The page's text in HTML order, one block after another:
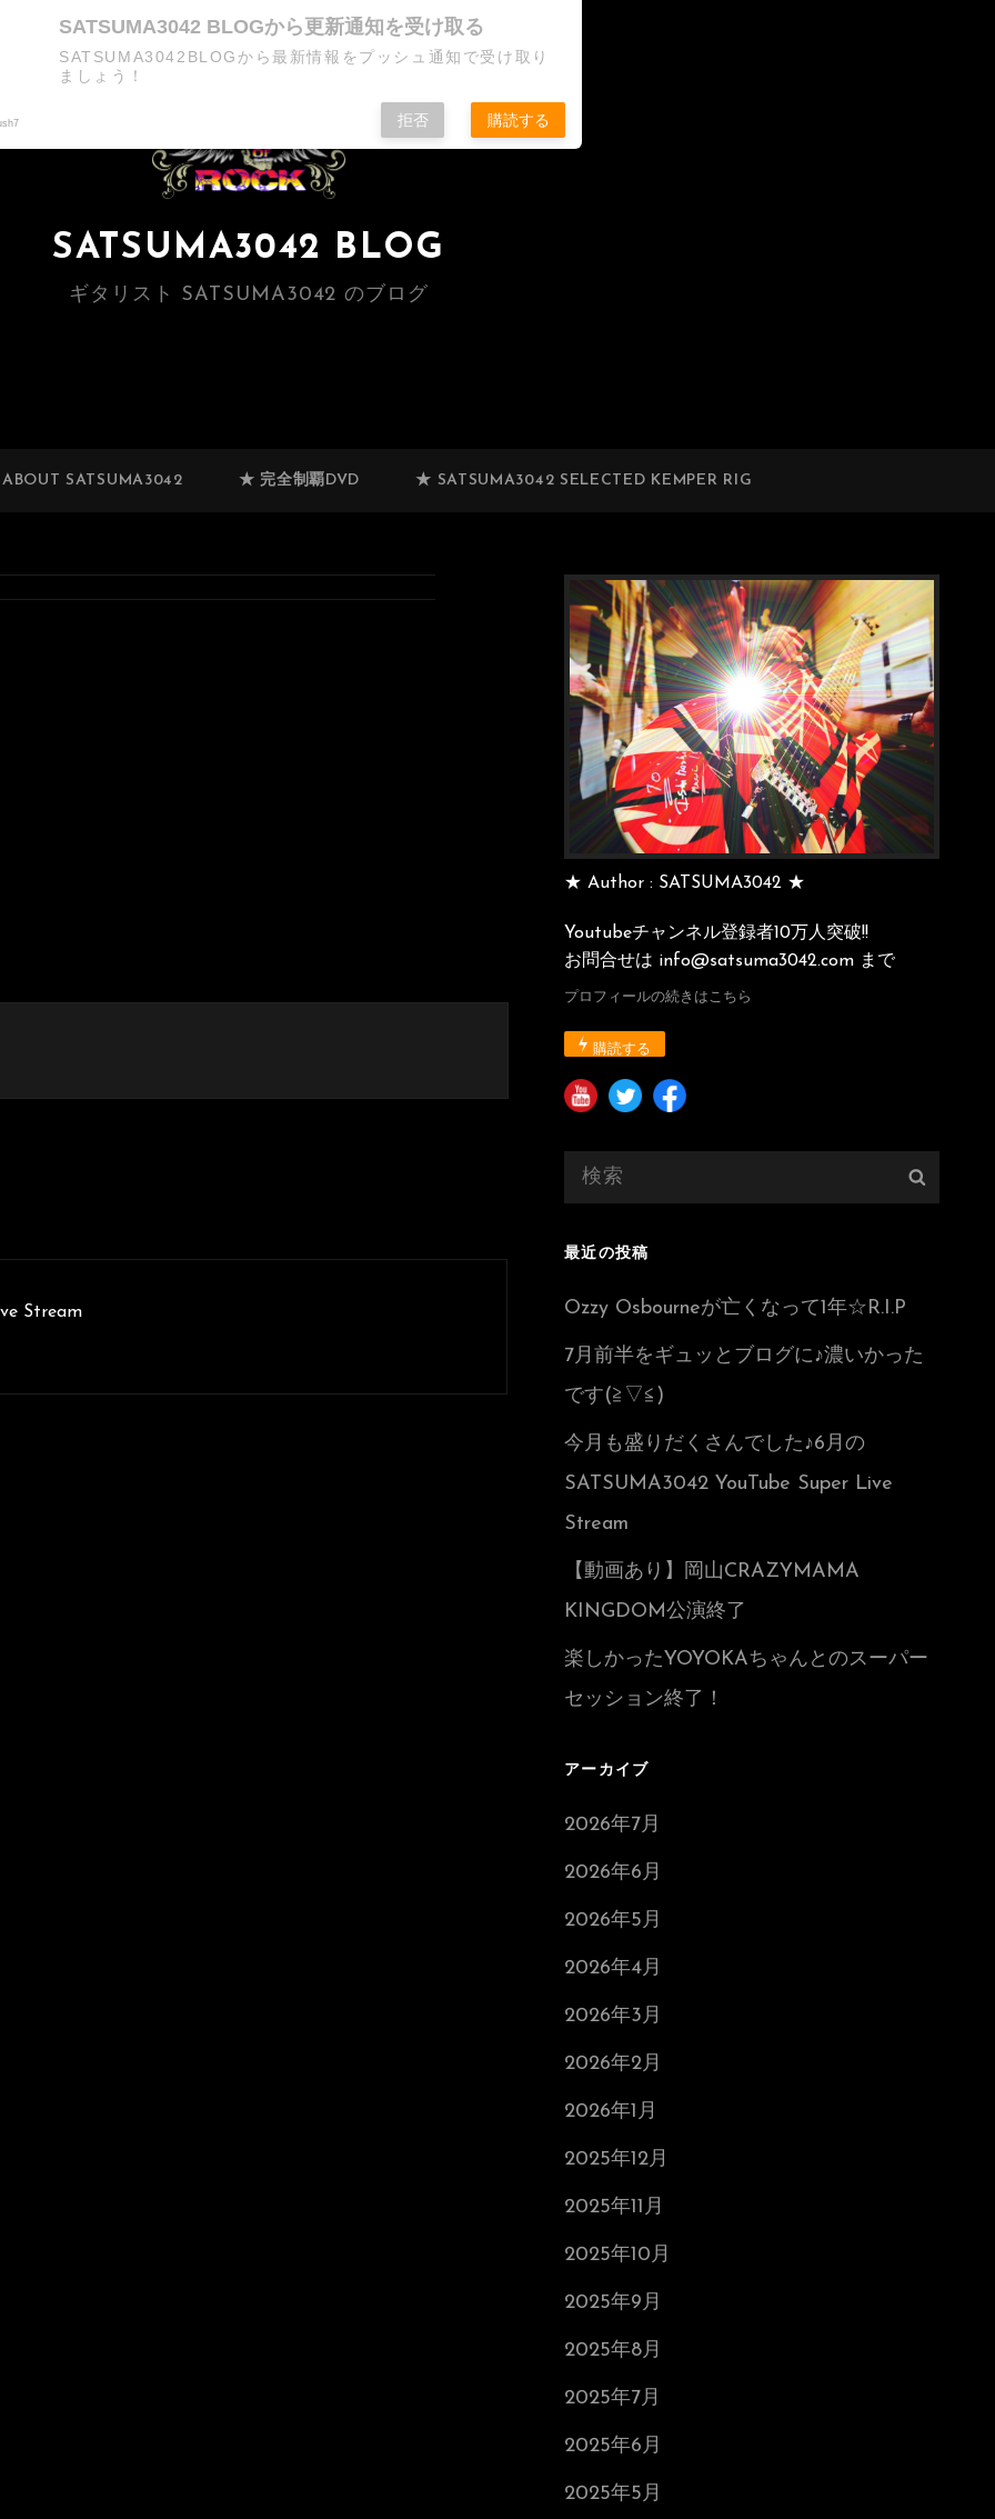
SATSUMA3042 BLOG
ギタリスト SATSUMA3042 のブログ
SATSUMA3042 ★ 完全制覇DVD ★ SATSUMA3042 SELECTED KEMPER RIG
Stream
★ Author : SATSUMA3042 ★
Youtubeチャンネル登録者10万人突破!!
お問合せは info@satsuma3042.com まで
プロフィールの続きはこちら
購読する
索
最近の投稿
Ozzy Osbourneが亡くなって1年☆R.I.P
7月前半をギュッとブログに♪濃いかった
です(≧▽≦)
今月も盛りだくさんでした♪6月の
SATSUMA3042 YouTube Super Live
Stream
【動画あり】岡山CRAZYMAMA
KINGDOM公演終了
楽しかったYOYOKAちゃんとのスーパー
セッション終了！
アーカイブ
2026年7月
2026年6月
2026年5月
2026年4月
2026年3月
2026年2月
2026年1月
2025年12月
2025年11月
2025年10月
2025年9月
2025年8月
2025年7月
2025年6月
2025年5月
SATSUMA3042 BLOGから更新通知を受け取る
SATSUMA3042BLOGから最新情報をプッシュ通知で受け取り
ましょう！
拒否 購読する